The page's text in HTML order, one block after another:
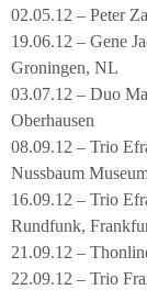
02.05.12 – Peter
19.06.12 – Gene
Groningen, NL
03.07.12 – Duo
Oberhausen
08.09.12 – Trio
Nussbaum
16.09.12 – Trio
Rundfunk,
21.09.12 –
22.09.12 – Trio